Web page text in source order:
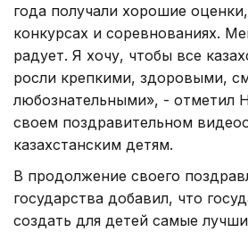
года получали хорошие
конкурсах и соревнованиях.
радует. Я хочу, чтобы все
росли крепкими, здоровыми,
любознательными», - отметил
своем поздравительном
казахстанским детям.
В продолжение своего
государства добавил, что
создать для детей самые